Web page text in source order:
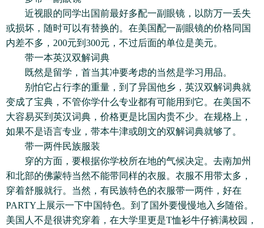
近视眼的同学出国前最好多配一副眼镜，以防万一丢失
或损坏，随时可以有替换的。在美国配一副眼镜的价格同国
内差不多，200元到300元，不过后面的单位是美元。
带一本英汉双解词典
既然是留学，首当其冲要考虑的当然是学习用品。
别怕它占行李的重量，到了异国他乡，英汉双解词典就
变成了宝典，不管你学什么专业都有可能用到它。在美国不
大容易买到英汉词典，价格更是比国内贵不少。在规格上，
如果不是语言专业，带本牛津或朗文的双解词典就够了。
带一两件民族服装
穿的方面，要根据你学校所在地的气候决定。去南加州
和北部的佛蒙特当然不能带同样的衣服。衣服不用带太多，
穿着舒服就行。当然，有民族特色的衣服带一两件，好在
PARTY上展示一下中国特色。到了国外要慢慢地入乡随俗。
美国人不是很讲究穿着，在大学里更是T恤衫牛仔裤满校园，